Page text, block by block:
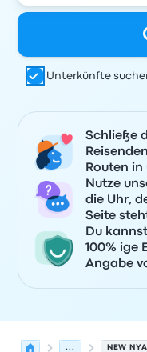
Unterkünfte
Schließe
Routen
Nutze
die Uhr,
Seite
Du
100% ige
Angabe
... NEW